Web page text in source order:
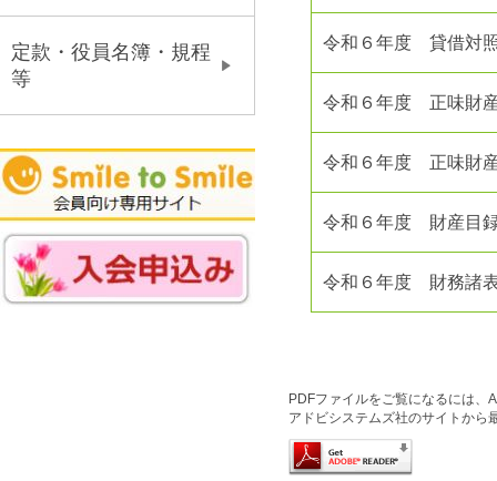
令和６年度 貸借対
令和６年度 正味財
令和６年度 正味財
令和６年度 財産目
令和６年度 財務諸
PDFファイルをご覧になるには
アドビシステムズ社のサイトから
定款・役員名簿・規程
等